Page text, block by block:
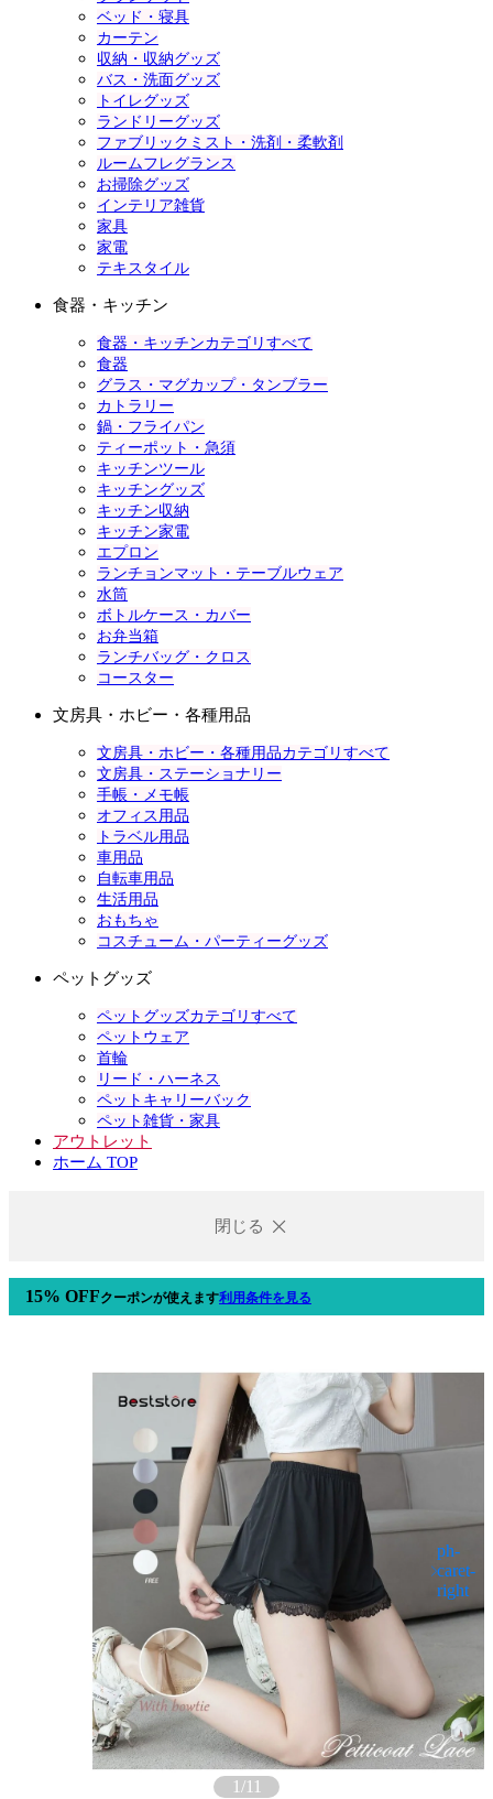
ベッド・寝具
カーテン
収納・収納グッズ
バス・洗面グッズ
トイレグッズ
ランドリーグッズ
ファブリックミスト・洗剤・柔軟剤
ルームフレグランス
お掃除グッズ
インテリア雑貨
家具
家電
テキスタイル
食器・キッチン
食器・キッチンカテゴリすべて
食器
グラス・マグカップ・タンブラー
カトラリー
鍋・フライパン
ティーポット・急須
キッチンツール
キッチングッズ
キッチン収納
キッチン家電
エプロン
ランチョンマット・テーブルウェア
水筒
ボトルケース・カバー
お弁当箱
ランチバッグ・クロス
コースター
文房具・ホビー・各種用品
文房具・ホビー・各種用品カテゴリすべて
文房具・ステーショナリー
手帳・メモ帳
オフィス用品
トラベル用品
車用品
自転車用品
生活用品
おもちゃ
コスチューム・パーティーグッズ
ペットグッズ
ペットグッズカテゴリすべて
ペットウェア
首輪
リード・ハーネス
ペットキャリーバック
ペット雑貨・家具
アウトレット
ホーム TOP
閉じる
15% OFFクーポンが使えます利用条件を見る
1/11